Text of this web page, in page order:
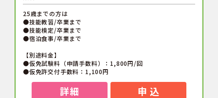
25歳までの方は
●技能教習/卒業まで
●技能検定/卒業まで
●宿泊食事/卒業まで
【別途料金】
●仮免試験料（申請手数料）：1,800円/回
●仮免許交付手数料：1,100円
詳細 申 込